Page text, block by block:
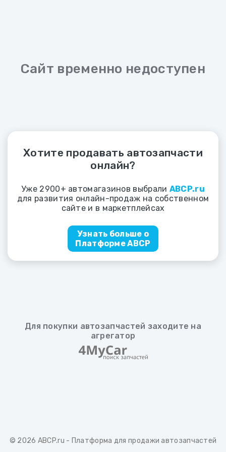
Сайт временно недоступен
Хотите продавать автозапчасти
онлайн?
Уже 2900+ автомагазинов выбрали ABCP.ru
для развития онлайн-продаж на собственном
сайте и в маркетплейсах
Узнать больше о
Платформе ABCP
Для покупки автозапчастей заходите на
агрегатор
© 2026 ABCP.ru - Платформа для продажи автозапчастей